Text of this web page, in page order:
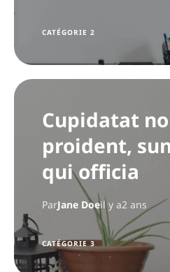
CATÉGORIE 2
Cupidatat
proident,
qui officia
ParJane Doeil y a2 ans
CATÉGORIE 3